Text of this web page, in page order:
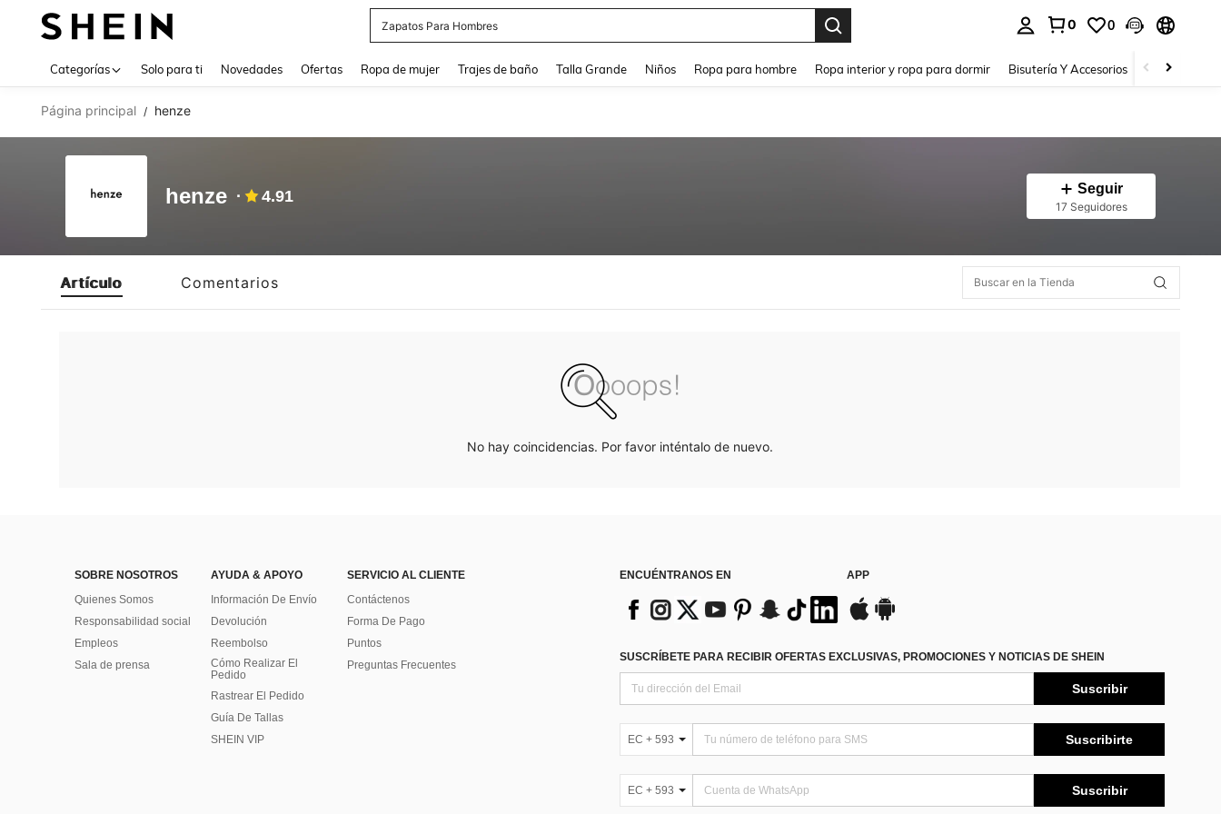
Zapatos Para Hombres
0 0
Categorías Solo para ti Novedades Ofertas Ropa de mujer Trajes de baño Talla Grande Niños Ropa para hombre Ropa interior y ropa para dormir Bisutería Y Accesorios Zapatos
Página principal / henze
henze 4.91 Seguir
17 Seguidores
Artículo Comentarios
No hay coincidencias. Por favor inténtalo de nuevo.
SOBRE NOSOTROS
Quienes Somos
Responsabilidad social
Empleos
Sala de prensa
AYUDA & APOYO
Información De Envío
Devolución
Reembolso
Cómo Realizar El
Pedido
Rastrear El Pedido
Guía De Tallas
SHEIN VIP
SERVICIO AL CLIENTE
Contáctenos
Forma De Pago
Puntos
Preguntas Frecuentes
ENCUÉNTRANOS EN APP
SUSCRÍBETE PARA RECIBIR OFERTAS EXCLUSIVAS, PROMOCIONES Y NOTICIAS DE SHEIN
Suscribir
EC + 593 Suscribirte
EC + 593 Suscribir